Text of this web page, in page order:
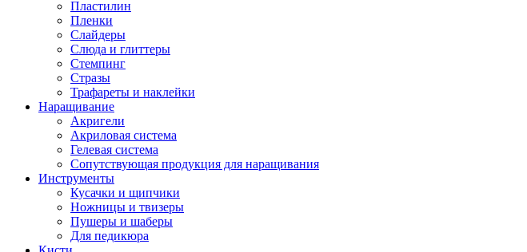
Пластилин
Пленки
Слайдеры
Слюда и глиттеры
Стемпинг
Стразы
Трафареты и наклейки
Наращивание
Акригели
Акриловая система
Гелевая система
Сопутствующая продукция для наращивания
Инструменты
Кусачки и щипчики
Ножницы и твизеры
Пушеры и шаберы
Для педикюра